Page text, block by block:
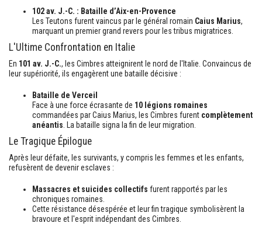
102 av. J.-C. : Bataille d’Aix-en-Provence
Les Teutons furent vaincus par le général romain Caius Marius,
marquant un premier grand revers pour les tribus migratrices.
L'Ultime Confrontation en Italie
En 101 av. J.-C., les Cimbres atteignirent le nord de l'Italie. Convaincus de
leur supériorité, ils engagèrent une bataille décisive :
Bataille de Verceil
Face à une force écrasante de 10 légions romaines
commandées par Caius Marius, les Cimbres furent complètement
anéantis . La bataille signa la fin de leur migration.
Le Tragique Épilogue
Après leur défaite, les survivants, y compris les femmes et les enfants,
refusèrent de devenir esclaves :
Massacres et suicides collectifs furent rapportés par les
chroniques romaines.
Cette résistance désespérée et leur fin tragique symbolisèrent la
bravoure et l'esprit indépendant des Cimbres.